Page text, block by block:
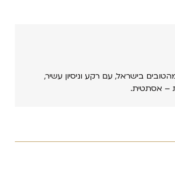
בישראל, עם רקע וניסיון עשיר,
– אסתטית.